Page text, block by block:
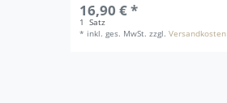
16,90 € *
1
Satz
* inkl. ges. MwSt. zzgl.Versandkosten